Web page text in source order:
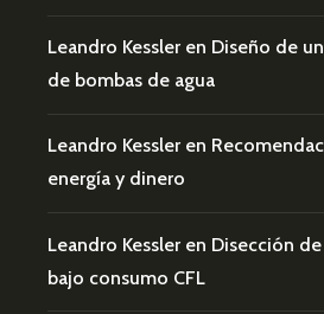
Leandro Kessler en Diseño de
de bombas de agua
Leandro Kessler en
energía y dinero
Leandro Kessler en Disección
bajo consumo CFL